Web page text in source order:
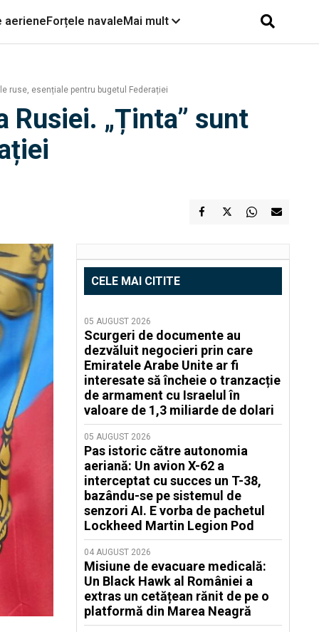
aerieneForțele navaleMai mult
ruse, esențiale pentru bugetul Federației
Rusiei. „Ținta” sunt
CELE MAI CITITE
05 AUGUST 2026
Scurgeri de documente au
dezvăluit negocieri prin care
Emiratele Arabe Unite ar fi
interesate să încheie o tranzacție
de armament cu Israelul în
valoare de 1,3 miliarde de dolari
05 AUGUST 2026
Pas istoric către autonomia
aeriană: Un avion X-62 a
interceptat cu succes un T-38,
bazându-se pe sistemul de
senzori AI. E vorba de pachetul
Lockheed Martin Legion Pod
04 AUGUST 2026
Misiune de evacuare medicală:
Un Black Hawk al României a
extras un cetățean rănit de pe o
platformă din Marea Neagră